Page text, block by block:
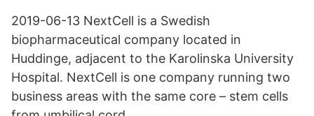
2019-06-13 NextCell is a Swedish
biopharmaceutical company located in
Huddinge, adjacent to the Karolinska University
Hospital. NextCell is one company running two
business areas with the same core – stem cells